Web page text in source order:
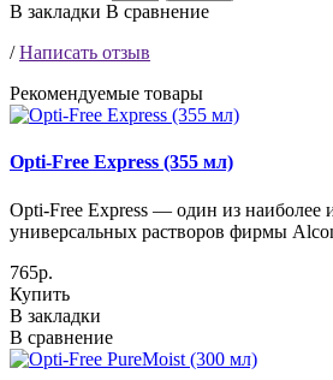
В закладки В сравнение
/Написать отзыв
Рекомендуемые товары
Opti-Free Express (355 мл)
Opti-Free Express — один из наиболее
универсальных растворов фирмы
765р.
Купить
В закладки
В сравнение